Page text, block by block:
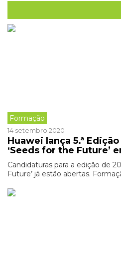
Formação
14 setembro 2020
Huawei lança 5.ª
‘Seeds for the Future’
Candidaturas para a edição de
Future’ já estão abertas.